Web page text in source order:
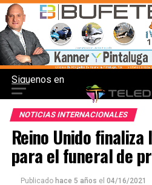
Siguenos en
NOTICIAS INTERNACIONALES
Reino Unido
para el funeral de
Publicado hace 5 años el 04/16/2021